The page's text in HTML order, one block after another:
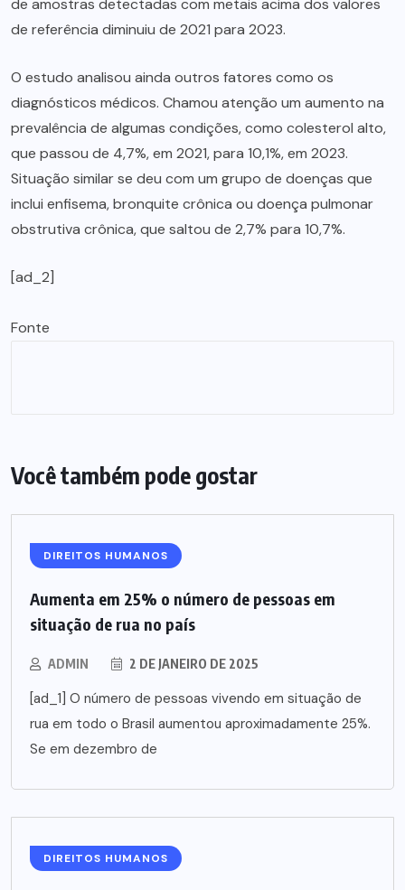
de amostras detectadas com metais acima dos valores
de referência diminuiu de 2021 para 2023.
O estudo analisou ainda outros fatores como os
diagnósticos médicos. Chamou atenção um aumento na
prevalência de algumas condições, como colesterol alto,
que passou de 4,7%, em 2021, para 10,1%, em 2023.
Situação similar se deu com um grupo de doenças que
inclui enfisema, bronquite crônica ou doença pulmonar
obstrutiva crônica, que saltou de 2,7% para 10,7%.
[ad_2]
Fonte
Você também pode gostar
DIREITOS HUMANOS
Aumenta em 25% o número de pessoas em
situação de rua no país
ADMIN 2 DE JANEIRO DE 2025
[ad_1] O número de pessoas vivendo em situação de
rua em todo o Brasil aumentou aproximadamente 25%.
Se em dezembro de
DIREITOS HUMANOS